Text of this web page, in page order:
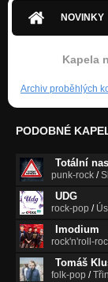
NOVINKY
Kapela
Archiv proběhlých
PODOBNÉ
Totální
punk-rock /
UDG
rock-pop /
Imodium
rock'n'roll-
Tomáš
folk-pop /